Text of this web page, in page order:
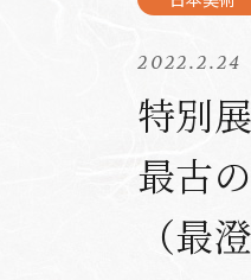
2022.2.24
特別
最古
（最